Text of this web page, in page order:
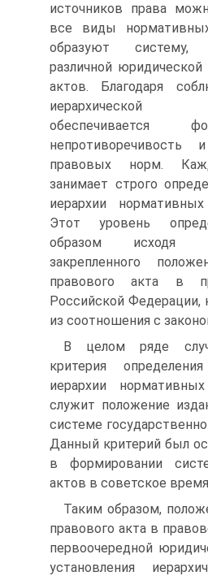
источников права
все виды
образуют
различной
актов. Благодаря
иерархической
обеспечивается
непротиворечивость
правовых норм.
занимает строго
иерархии
Этот уровень
образом исходя
закрепленного
правового акта в
Российской Федерации,
из соотношения с
В целом ряде
критерия
иерархии
служит положение
системе
Данный критерий был
в формировании
актов в советское
Таким образом,
правового акта в
первоочередной
установления